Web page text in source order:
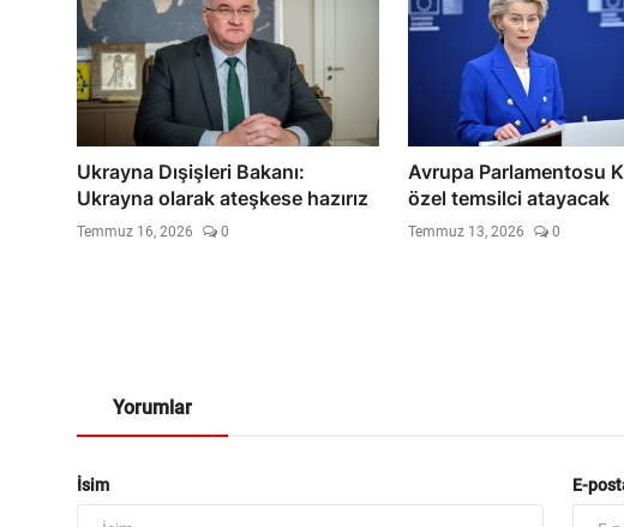
Ukrayna Dışişleri Bakanı:
Ukrayna olarak ateşkese hazırız
Temmuz 16, 2026 0
Avrupa Parlamentosu
özel temsilci atayacak
Temmuz 13, 2026 0
Yorumlar
İsim E-